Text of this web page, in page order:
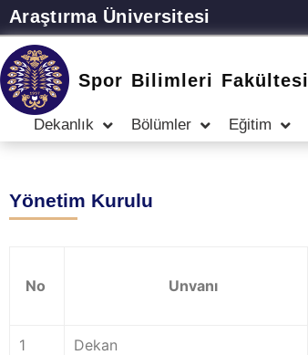
Araştırma Üniversitesi
Spor Bilimleri Fakültesi
Dekanlık Bölümler Eğitim
Yönetim Kurulu
No Unvanı
1 Dekan